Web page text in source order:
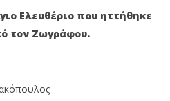
Ελευθέριο που ηττήθηκε
τον Ζωγράφου.